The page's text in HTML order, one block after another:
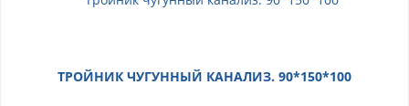
ТРОЙНИК ЧУГУННЫЙ КАНАЛИЗ. 90*150*100